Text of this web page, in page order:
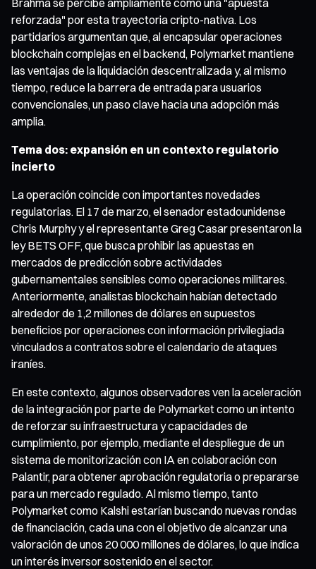
reforzada" por esta trayectoria cripto-nativa. Los
partidarios argumentan que, al encapsular operaciones
blockchain complejas en el backend, Polymarket mantiene
las ventajas de la liquidación descentralizada y, al mismo
tiempo, reduce la barrera de entrada para usuarios
convencionales, un paso clave hacia una adopción más
amplia.
Tema dos: expansión en un contexto regulatorio
incierto
La operación coincide con importantes novedades
regulatorias. El 17 de marzo, el senador estadounidense
Chris Murphy y el representante Greg Casar presentaron la
ley BETS OFF, que busca prohibir las apuestas en
mercados de predicción sobre actividades
gubernamentales sensibles como operaciones militares.
Anteriormente, analistas blockchain habían detectado
alrededor de 1,2 millones de dólares en supuestos
beneficios por operaciones con información privilegiada
vinculados a contratos sobre el calendario de ataques
iraníes.
En este contexto, algunos observadores ven la aceleración
de la integración por parte de Polymarket como un intento
de reforzar su infraestructura y capacidades de
cumplimiento, por ejemplo, mediante el despliegue de un
sistema de monitorización con IA en colaboración con
Palantir, para obtener aprobación regulatoria o prepararse
para un mercado regulado. Al mismo tiempo, tanto
Polymarket como Kalshi estarían buscando nuevas rondas
de financiación, cada una con el objetivo de alcanzar una
valoración de unos 20 000 millones de dólares, lo que indica
un interés inversor sostenido en el sector.